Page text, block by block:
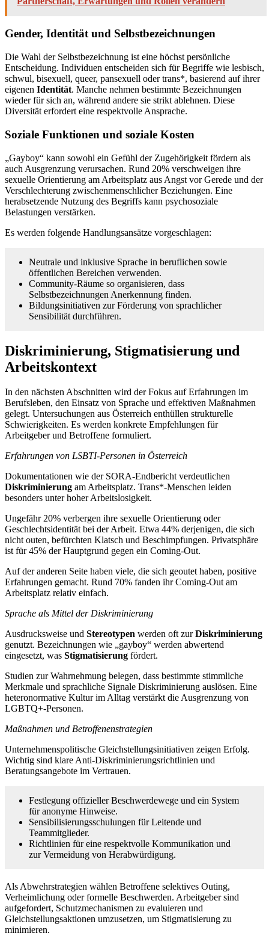
Gender, Identität und Selbstbezeichnungen
Die Wahl der Selbstbezeichnung ist eine höchst persönliche
Entscheidung. Individuen entscheiden sich für Begriffe wie lesbisch,
schwul, bisexuell, queer, pansexuell oder trans*, basierend auf ihrer
eigenen Identität. Manche nehmen bestimmte Bezeichnungen
wieder für sich an, während andere sie strikt ablehnen. Diese
Diversität erfordert eine respektvolle Ansprache.
Soziale Funktionen und soziale Kosten
„Gayboy“ kann sowohl ein Gefühl der Zugehörigkeit fördern als
auch Ausgrenzung verursachen. Rund 20% verschweigen ihre
sexuelle Orientierung am Arbeitsplatz aus Angst vor Gerede und der
Verschlechterung zwischenmenschlicher Beziehungen. Eine
herabsetzende Nutzung des Begriffs kann psychosoziale
Belastungen verstärken.
Es werden folgende Handlungsansätze vorgeschlagen:
Neutrale und inklusive Sprache in beruflichen sowie
öffentlichen Bereichen verwenden.
Community-Räume so organisieren, dass
Selbstbezeichnungen Anerkennung finden.
Bildungsinitiativen zur Förderung von sprachlicher
Sensibilität durchführen.
Diskriminierung, Stigmatisierung und
Arbeitskontext
In den nächsten Abschnitten wird der Fokus auf Erfahrungen im
Berufsleben, den Einsatz von Sprache und effektiven Maßnahmen
gelegt. Untersuchungen aus Österreich enthüllen strukturelle
Schwierigkeiten. Es werden konkrete Empfehlungen für
Arbeitgeber und Betroffene formuliert.
Erfahrungen von LSBTI-Personen in Österreich
Dokumentationen wie der SORA-Endbericht verdeutlichen
Diskriminierung am Arbeitsplatz. Trans*-Menschen leiden
besonders unter hoher Arbeitslosigkeit.
Ungefähr 20% verbergen ihre sexuelle Orientierung oder
Geschlechtsidentität bei der Arbeit. Etwa 44% derjenigen, die sich
nicht outen, befürchten Klatsch und Beschimpfungen. Privatsphäre
ist für 45% der Hauptgrund gegen ein Coming-Out.
Auf der anderen Seite haben viele, die sich geoutet haben, positive
Erfahrungen gemacht. Rund 70% fanden ihr Coming-Out am
Arbeitsplatz relativ einfach.
Sprache als Mittel der Diskriminierung
Ausdrucksweise und Stereotypen werden oft zurDiskriminierung
genutzt. Bezeichnungen wie „gayboy“ werden abwertend
eingesetzt, was Stigmatisierung fördert.
Studien zur Wahrnehmung belegen, dass bestimmte stimmliche
Merkmale und sprachliche Signale Diskriminierung auslösen. Eine
heteronormative Kultur im Alltag verstärkt die Ausgrenzung von
LGBTQ+-Personen.
Maßnahmen und Betroffenenstrategien
Unternehmenspolitische Gleichstellungsinitiativen zeigen Erfolg.
Wichtig sind klare Anti-Diskriminierungsrichtlinien und
Beratungsangebote im Vertrauen.
Festlegung offizieller Beschwerdewege und ein System
für anonyme Hinweise.
Sensibilisierungsschulungen für Leitende und
Teammitglieder.
Richtlinien für eine respektvolle Kommunikation und
zur Vermeidung von Herabwürdigung.
Als Abwehrstrategien wählen Betroffene selektives Outing,
Verheimlichung oder formelle Beschwerden. Arbeitgeber sind
aufgefordert, Schutzmechanismen zu evaluieren und
Gleichstellungsaktionen umzusetzen, um Stigmatisierung zu
minimieren.